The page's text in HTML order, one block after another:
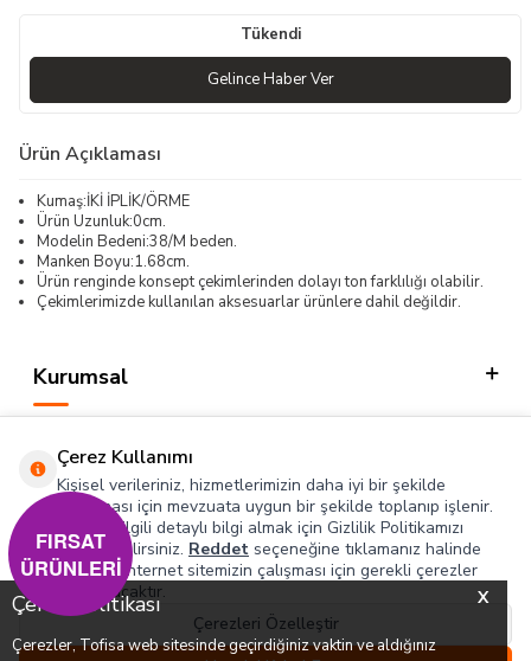
X
Çerez Politikası
Çerezler, Tofisa web sitesinde geçirdiğiniz vaktin ve aldığınız
0
Tükendi
Gelince Haber Ver
Ürün Açıklaması
Kumaş:İKİ İPLİK/ÖRME
Ürün Uzunluk:0cm.
Modelin Bedeni:38/M beden.
Manken Boyu:1.68cm.
Ürün renginde konsept çekimlerinden dolayı ton farklılığı olabilir.
Çekimlerimizde kullanılan aksesuarlar ürünlere dahil değildir.
Kurumsal
Hızlı Erişim
Sosyal
Adres & İletişim
Çerez Kullanımı
Kişisel verileriniz, hizmetlerimizin daha iyi bir şekilde
sunulması için mevzuata uygun bir şekilde toplanıp işlenir.
Konuyla ilgili detaylı bilgi almak için Gizlilik Politikamızı
inceleyebilirsiniz. Reddet seçeneğine tıklamanız halinde
yalnızca internet sitemizin çalışması için gerekli çerezler
kullanılacaktır.
Çerezleri Özelleştir
FIRSAT
ÜRÜNLERİ